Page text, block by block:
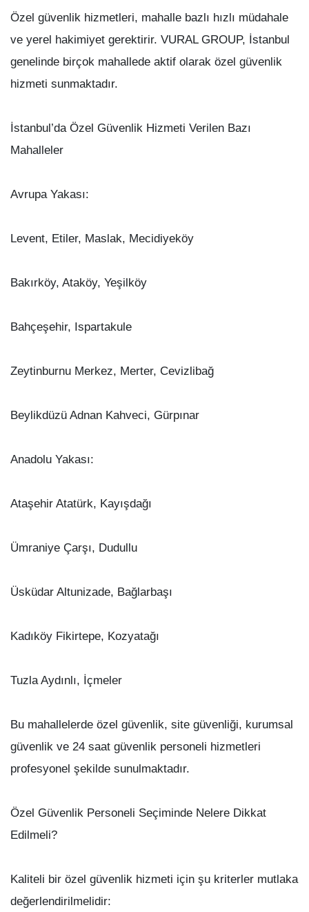
Özel güvenlik hizmetleri, mahalle bazlı hızlı müdahale
ve yerel hakimiyet gerektirir. VURAL GROUP, İstanbul
genelinde birçok mahallede aktif olarak özel güvenlik
hizmeti sunmaktadır.
İstanbul’da Özel Güvenlik Hizmeti Verilen Bazı
Mahalleler
Avrupa Yakası:
Levent, Etiler, Maslak, Mecidiyeköy
Bakırköy, Ataköy, Yeşilköy
Bahçeşehir, Ispartakule
Zeytinburnu Merkez, Merter, Cevizlibağ
Beylikdüzü Adnan Kahveci, Gürpınar
Anadolu Yakası:
Ataşehir Atatürk, Kayışdağı
Ümraniye Çarşı, Dudullu
Üsküdar Altunizade, Bağlarbaşı
Kadıköy Fikirtepe, Kozyatağı
Tuzla Aydınlı, İçmeler
Bu mahallelerde özel güvenlik, site güvenliği, kurumsal
güvenlik ve 24 saat güvenlik personeli hizmetleri
profesyonel şekilde sunulmaktadır.
Özel Güvenlik Personeli Seçiminde Nelere Dikkat
Edilmeli?
Kaliteli bir özel güvenlik hizmeti için şu kriterler mutlaka
değerlendirilmelidir: